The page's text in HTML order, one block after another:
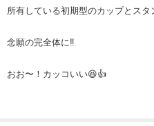
所有している初期型のカップとス
念願の完全体に‼︎
おお〜！カッコいい😆👍